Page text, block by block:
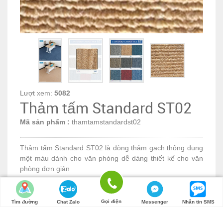
Lượt xem: 5082
Thảm tấm Standard ST02
Mã sản phẩm : thamtamstandardst02
Thảm tấm Standard ST02 là dòng thảm gạch thông dụng
một màu dành cho văn phòng dễ dàng thiết kế cho văn
phòng đơn giản
LH để có giá tốt nhất Số lượng:
Tìm đường Chat Zalo Gọi điện Messenger Nhắn tin SMS